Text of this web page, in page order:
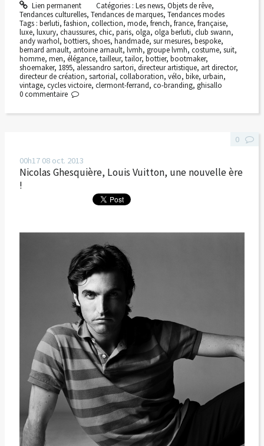
Lien permanent Catégories : Les news, Objets de rêve,
Tendances culturelles, Tendances de marques, Tendances modes
Tags : berluti, fashion, collection, mode, french, france, française,
luxe, luxury, chaussures, chic, paris, olga, olga berluti, club swann,
andy warhol, bottiers, shoes, handmade, sur mesures, bespoke,
bernard arnault, antoine arnault, lvmh, groupe lvmh, costume, suit,
homme, men, élégance, tailleur, tailor, bottier, bootmaker,
shoemaker, 1895, alessandro sartori, directeur artistique, art director,
directeur de création, sartorial, collaboration, vélo, bike, urbain,
vintage, cycles victoire, clermont-ferrand, co-branding, ghisallo
0 commentaire
00h17 08 oct. 2013
Nicolas Ghesquière, Louis Vuitton, une nouvelle ère
!
0